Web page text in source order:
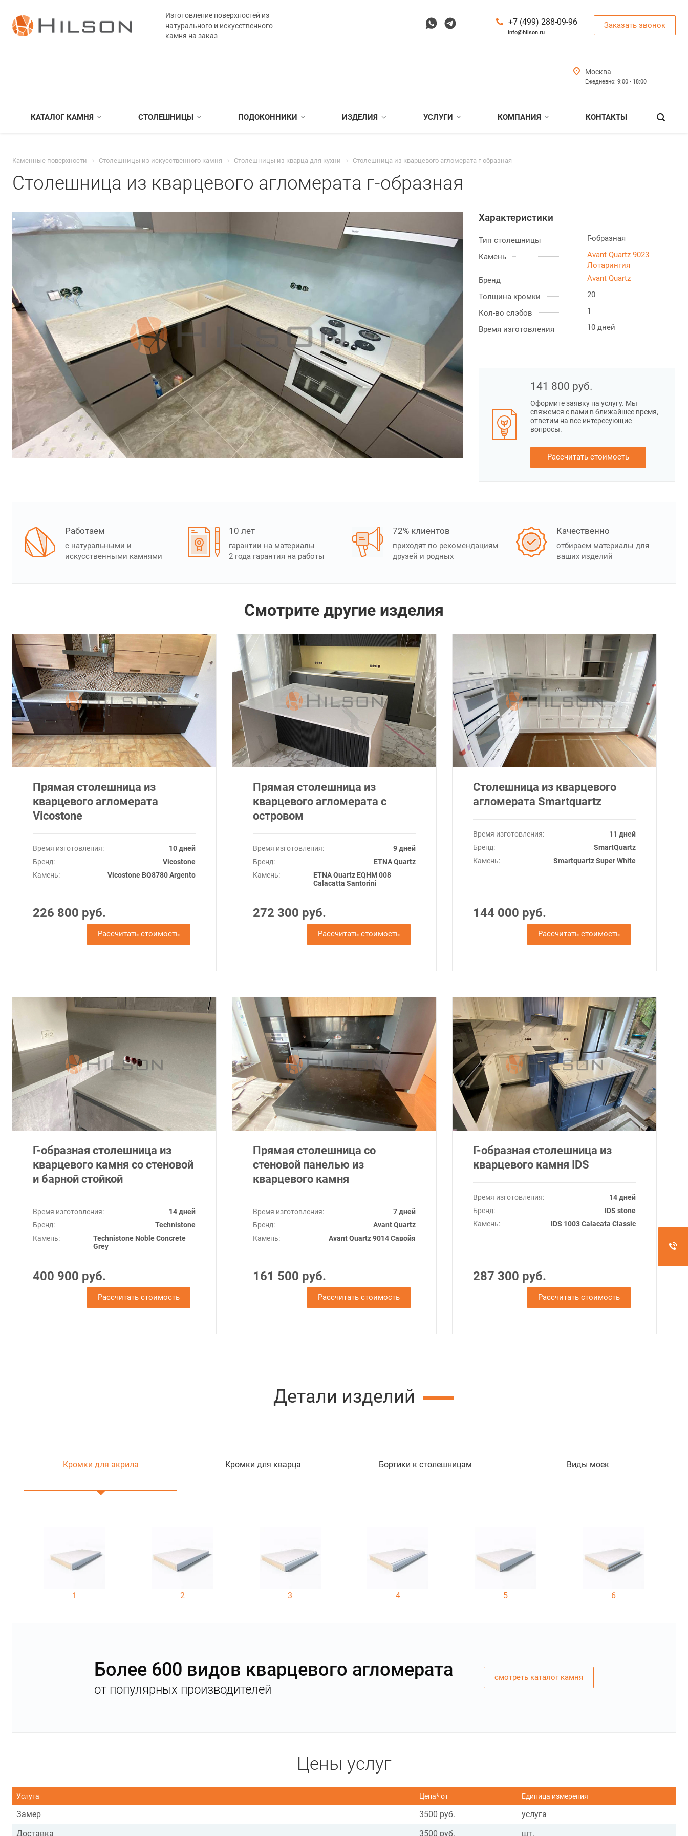
Изготовление поверхностей из
натурального и искусственного
камня на заказ
+7 (499) 288-09-96
info@hilson.ru
Заказать звонок
Москва
Ежедневно: 9:00 - 18:00
КАТАЛОГ КАМНЯ СТОЛЕШНИЦЫ ПОДОКОННИКИ ИЗДЕЛИЯ УСЛУГИ КОМПАНИЯ КОНТАКТЫ
Каменные поверхности Столешницы из искусственного камня Столешницы из кварца для кухни Столешница из кварцевого агломерата г-образная
Столешница из кварцевого агломерата г-образная
Характеристики
Тип столешницы
Г-образная
Камень
Avant Quartz 9023
Лотарингия
Бренд
Avant Quartz
Толщина кромки
20
Кол-во слэбов
1
Время изготовления
10 дней
141 800 руб.
Оформите заявку на услугу. Мы
свяжемся с вами в ближайшее время,
ответим на все интересующие
вопросы.
Рассчитать стоимость
Работаем
с натуральными и
искусственными камнями
10 лет
гарантии на материалы
2 года гарантия на работы
72% клиентов
приходят по рекомендациям
друзей и родных
Качественно
отбираем материалы для
ваших изделий
Смотрите другие изделия
Прямая столешница из
кварцевого агломерата
Vicostone
Время изготовления:
10 дней
Бренд:
Vicostone
Камень:
Vicostone BQ8780 Argento
226 800 руб.
Рассчитать стоимость
Прямая столешница из
кварцевого агломерата с
островом
Время изготовления:
9 дней
Бренд:
ETNA Quartz
Камень:
ETNA Quartz EQHM 008
Calacatta Santorini
272 300 руб.
Рассчитать стоимость
Столешница из кварцевого
агломерата Smartquartz
Время изготовления:
11 дней
Бренд:
SmartQuartz
Камень:
Smartquartz Super White
144 000 руб.
Рассчитать стоимость
Г-образная столешница из
кварцевого камня со стеновой
и барной стойкой
Время изготовления:
14 дней
Бренд:
Technistone
Камень:
Technistone Noble Concrete
Grey
400 900 руб.
Рассчитать стоимость
Прямая столешница со
стеновой панелью из
кварцевого камня
Время изготовления:
7 дней
Бренд:
Avant Quartz
Камень:
Avant Quartz 9014 Савойя
161 500 руб.
Рассчитать стоимость
Г-образная столешница из
кварцевого камня IDS
Время изготовления:
14 дней
Бренд:
IDS stone
Камень:
IDS 1003 Calacata Classic
287 300 руб.
Рассчитать стоимость
Детали изделий
Кромки для акрила Кромки для кварца Бортики к столешницам Виды моек
1 2 3 4 5 6
Более 600 видов кварцевого агломерата
от популярных производителей
смотреть каталог камня
Цены услуг
Услуга Цена* от Единица измерения
Замер 3500 руб.
услуга
Доставка
3500 руб. шт.